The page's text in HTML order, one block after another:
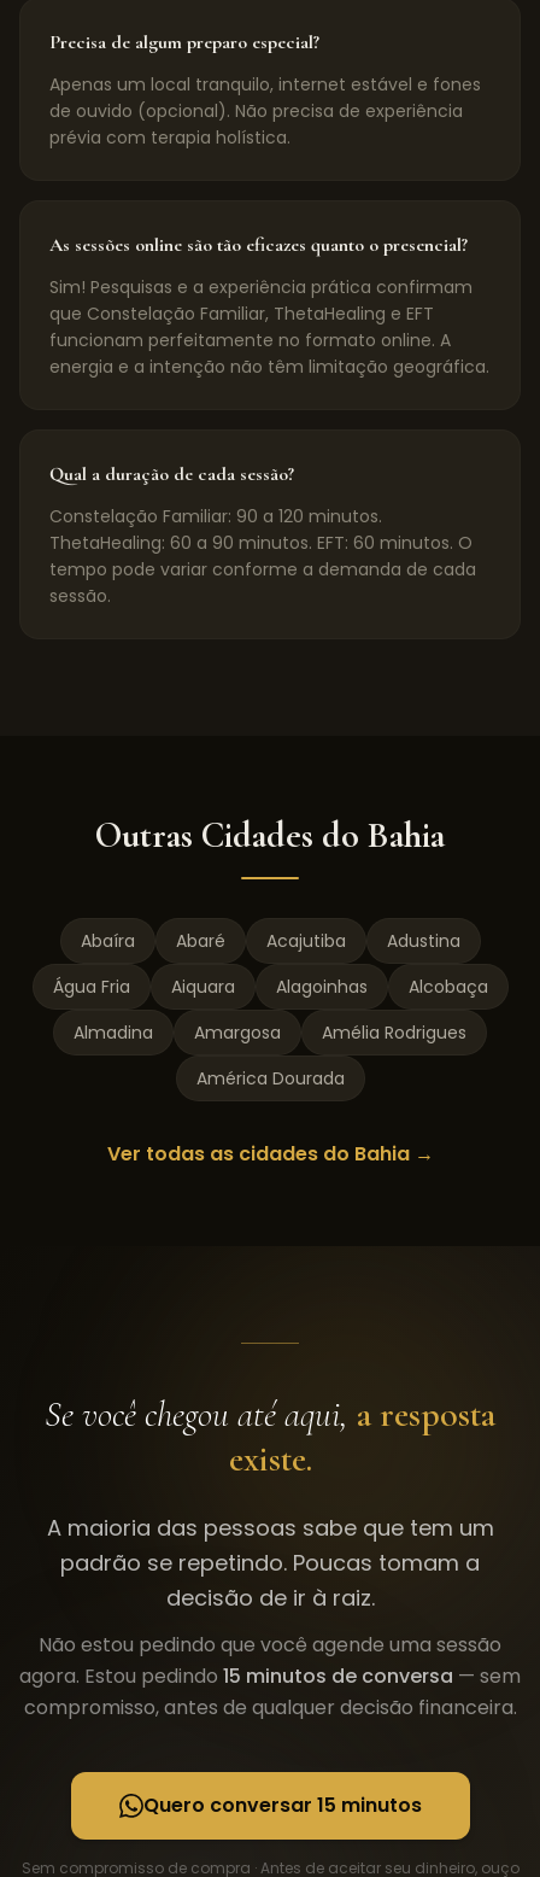
Precisa de algum preparo especial?
Apenas um local tranquilo, internet estável e fones
de ouvido (opcional). Não precisa de experiência
prévia com terapia holística.
As sessões online são tão eficazes quanto o presencial?
Sim! Pesquisas e a experiência prática confirmam
que Constelação Familiar, ThetaHealing e EFT
funcionam perfeitamente no formato online. A
energia e a intenção não têm limitação geográfica.
Qual a duração de cada sessão?
Constelação Familiar: 90 a 120 minutos.
ThetaHealing: 60 a 90 minutos. EFT: 60 minutos. O
tempo pode variar conforme a demanda de cada
sessão.
Outras Cidades do Bahia
Abaíra Abaré Acajutiba
Adustina
Água Fria
Aiquara Alagoinhas
Alcobaça
Almadina
Amargosa
Amélia Rodrigues
América Dourada
Ver todas as cidades do Bahia→
Se você chegou até aqui, a resposta
existe.
A maioria das pessoas sabe que tem um
padrão se repetindo. Poucas tomam a
decisão de ir à raiz.
Não estou pedindo que você agende uma sessão
agora. Estou pedindo 15 minutos de conversa — sem
compromisso, antes de qualquer decisão financeira.
Quero conversar 15 minutos
Sem compromisso de compra · Antes de aceitar seu dinheiro, ouço